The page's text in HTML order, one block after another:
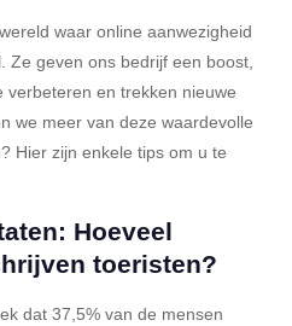
waar online aanwezigheid
Ze geven ons bedrijf een boost,
verbeteren en trekken nieuwe
we meer van deze waardevolle
Hier zijn enkele tips om u te
Hoeveel
toeristen?
dat 37,5% van de mensen